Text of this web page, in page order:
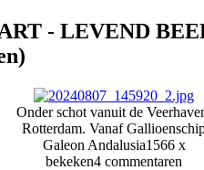
- LEVEND
Onder schot vanuit de
Rotterdam. Vanaf
Galeon Andalusia1566 x
bekeken4 commentaren